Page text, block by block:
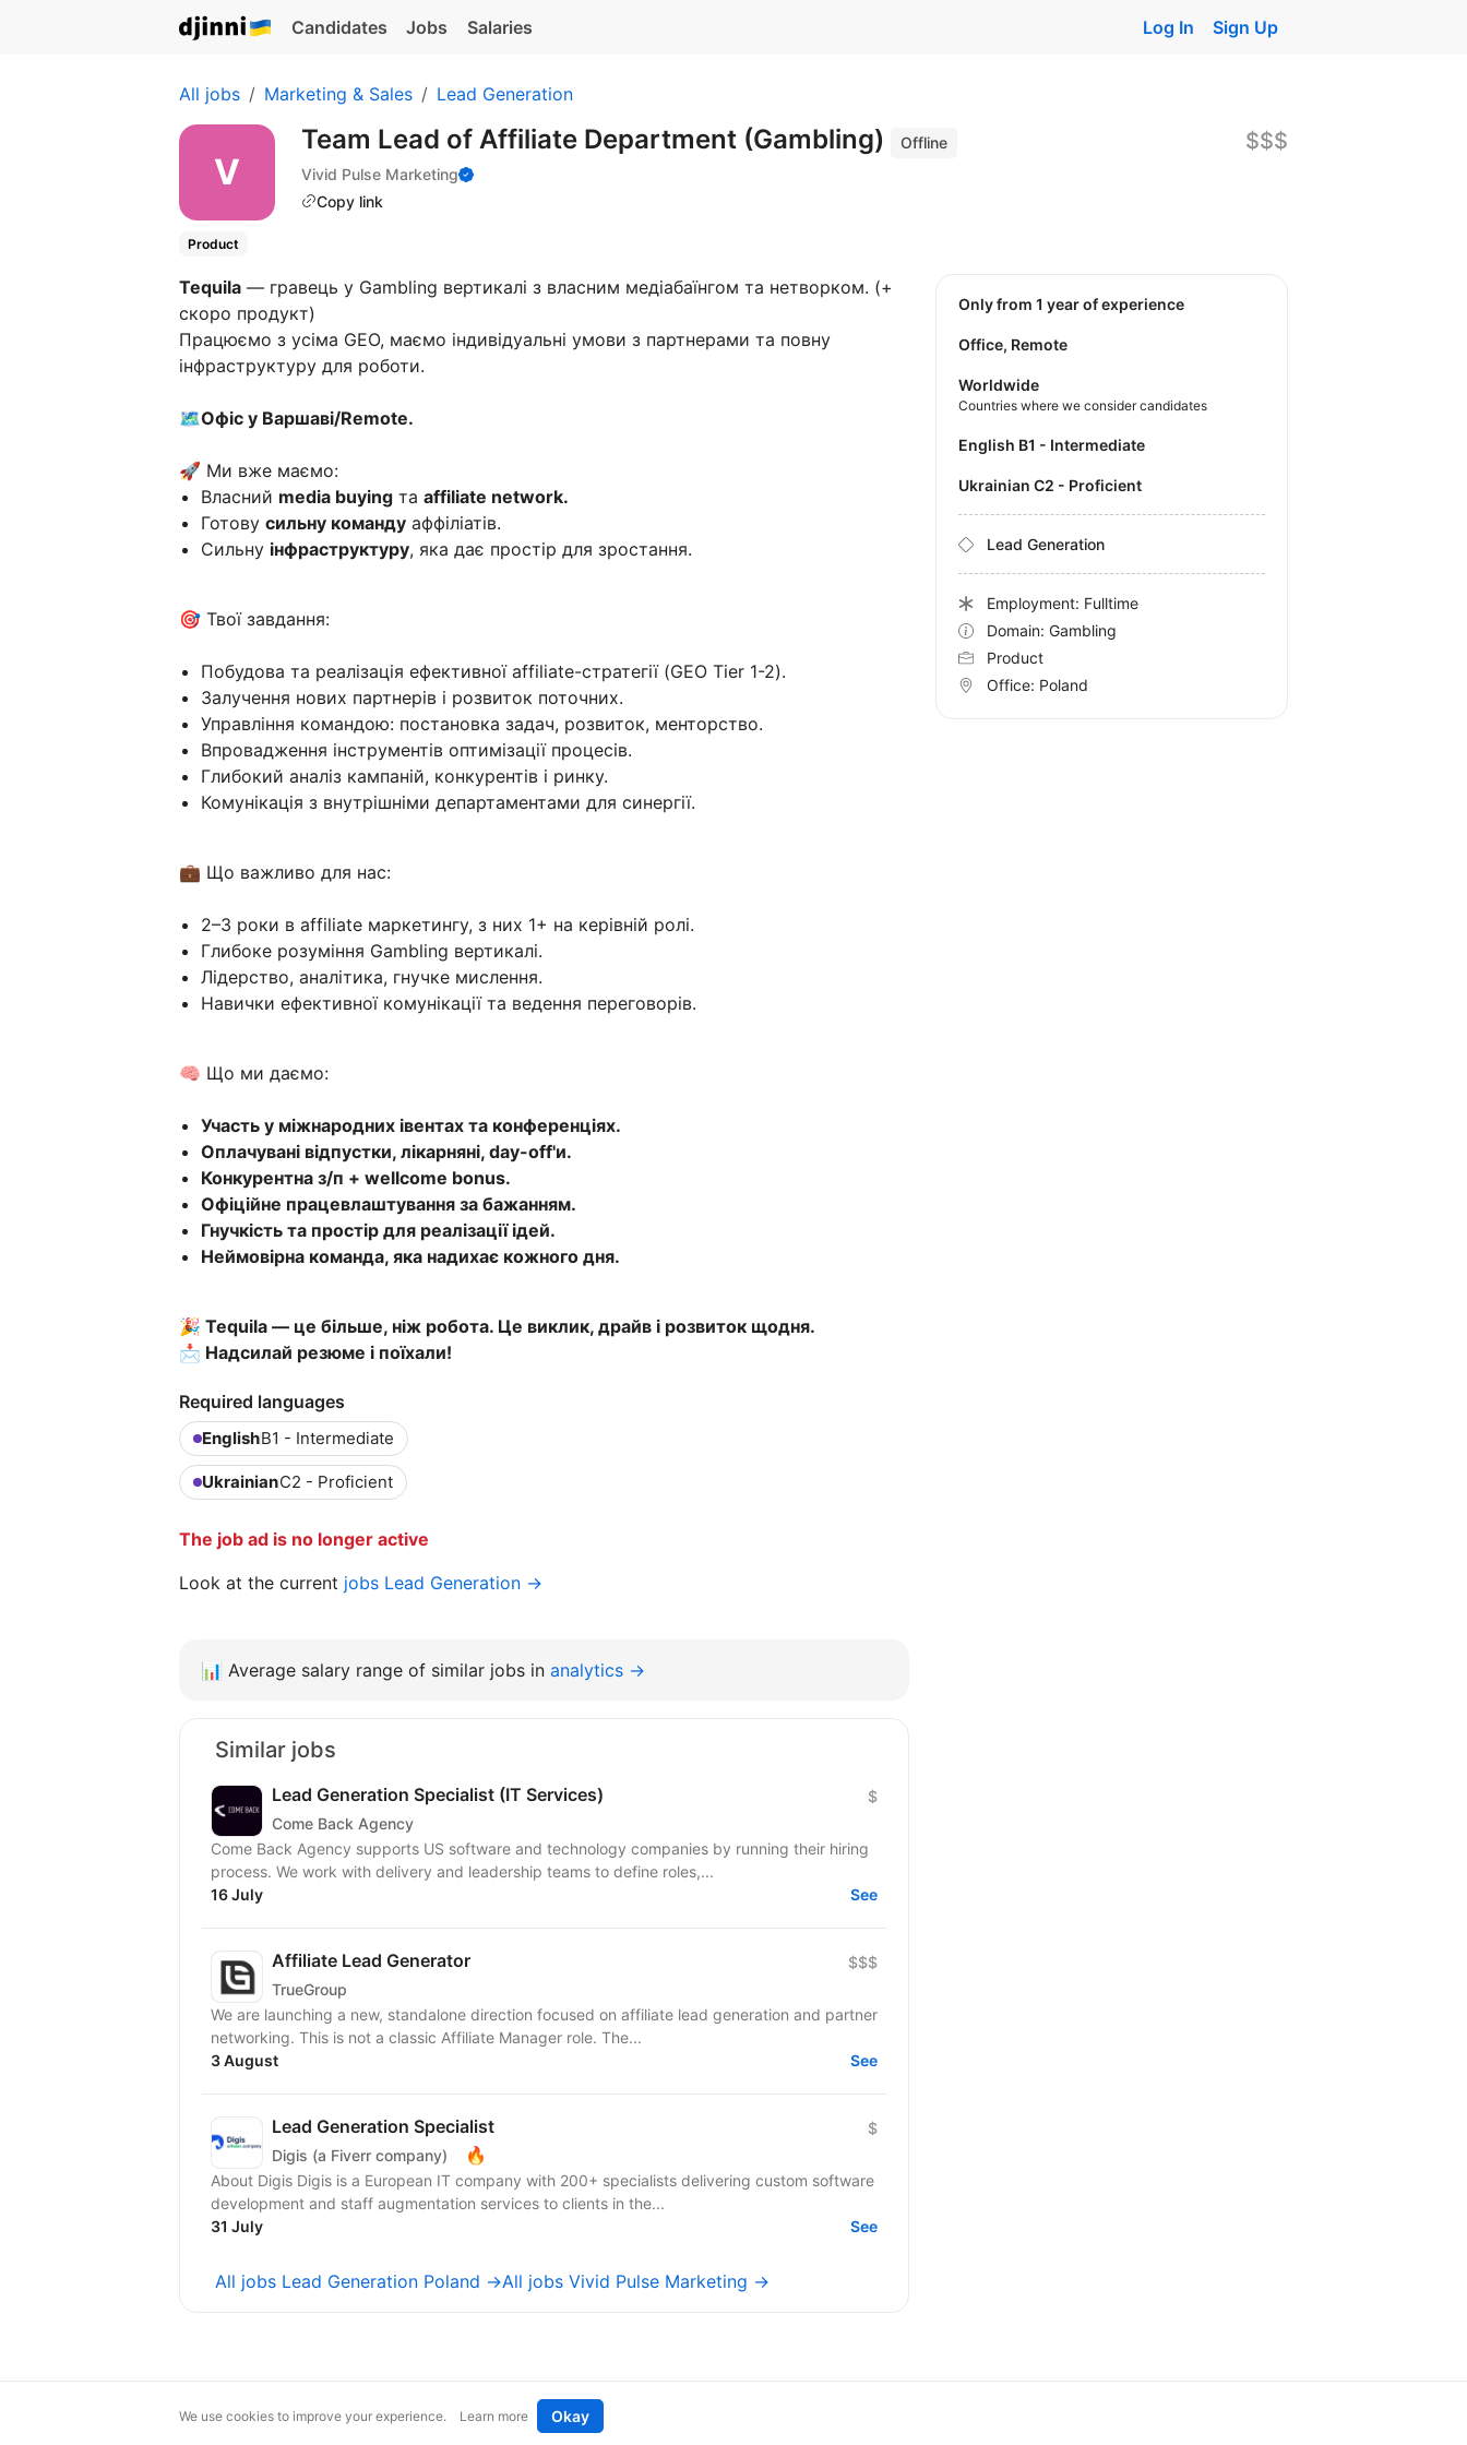
Candidates Jobs Salaries Log In Sign Up
All jobs Marketing & Sales Lead Generation
Team Lead of Affiliate Department (Gambling)
Offline
Vivid Pulse Marketing
Copy link
$$$
Product
Tequila — гравець у Gambling вертикалі з власним медіабаїнгом та нетворком. (+
скоро продукт)
Працюємо з усіма GEO, маємо індивідуальні умови з партнерами та повну
інфраструктуру для роботи.
🗺Офіс у Варшаві/Remote.
🚀 Ми вже маємо:
Власний media buying та affiliate network.
Готову сильну команду аффіліатів.
Сильну інфраструктуру, яка дає простір для зростання.
🎯 Твої завдання:
Побудова та реалізація ефективної affiliate-стратегії (GEO Tier 1-2).
Залучення нових партнерів і розвиток поточних.
Управління командою: постановка задач, розвиток, менторство.
Впровадження інструментів оптимізації процесів.
Глибокий аналіз кампаній, конкурентів і ринку.
Комунікація з внутрішніми департаментами для синергії.
💼 Що важливо для нас:
2–3 роки в affiliate маркетингу, з них 1+ на керівній ролі.
Глибоке розуміння Gambling вертикалі.
Лідерство, аналітика, гнучке мислення.
Навички ефективної комунікації та ведення переговорів.
🧠 Що ми даємо:
Участь у міжнародних івентах та конференціях.
Оплачувані відпустки, лікарняні, day-off'и.
Конкурентна з/п + wellcome bonus.
Офіційне працевлаштування за бажанням.
Гнучкість та простір для реалізації ідей.
Неймовірна команда, яка надихає кожного дня.
🎉 Tequila — це більше, ніж робота. Це виклик, драйв і розвиток щодня.
📩 Надсилай резюме і поїхали!
Required languages
EnglishB1 - Intermediate
UkrainianC2 - Proficient
The job ad is no longer active
Look at the current jobs Lead Generation →
Only from 1 year of experience
Office, Remote
Worldwide
Countries where we consider candidates
English B1 - Intermediate
Ukrainian C2 - Proficient
Lead Generation
Employment: Fulltime
Domain: Gambling
Product
Office: Poland
📊 Average salary range of similar jobs in analytics →
Similar jobs
Lead Generation Specialist (IT Services)
Come Back Agency
$
Come Back Agency supports US software and technology companies by running their hiring
process. We work with delivery and leadership teams to define roles,...
16 July
See
Affiliate Lead Generator
TrueGroup
$$$
We are launching a new, standalone direction focused on affiliate lead generation and partner
networking. This is not a classic Affiliate Manager role. The...
3 August
See
Lead Generation Specialist
Digis (a Fiverr company) 🔥
$
About Digis Digis is a European IT company with 200+ specialists delivering custom software
development and staff augmentation services to clients in the...
31 July
See
All jobs Lead Generation Poland →All jobs Vivid Pulse Marketing →
magic@djinni.co Terms of Use Suggest an idea Remote tech jobs in Europe
We use cookies to improve your experience. Learn more Okay